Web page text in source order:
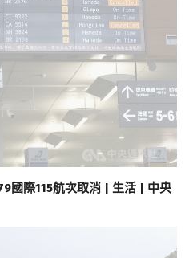
國際115航次取消 | 生活 | 中央